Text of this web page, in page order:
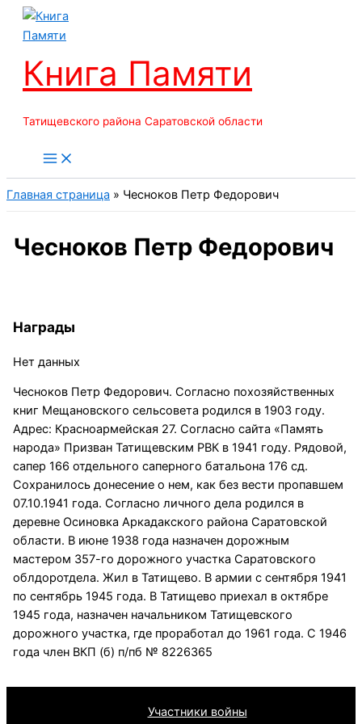
Перейти
Книга Памяти
Татищевского района Саратовской области
Главная страница » Чесноков Петр Федорович
Чесноков Петр Федорович
Награды
Нет данных
Чесноков Петр Федорович. Согласно похозяйственных
книг Мещановского сельсовета родился в 1903 году.
Адрес: Красноармейская 27. Согласно сайта «Память
народа» Призван Татищевским РВК в 1941 году. Рядовой,
сапер 166 отдельного саперного батальона 176 сд.
Сохранилось донесение о нем, как без вести пропавшем
07.10.1941 года. Согласно личного дела родился в
деревне Осиновка Аркадакского района Саратовской
области. В июне 1938 года назначен дорожным
мастером 357-го дорожного участка Саратовского
облдоротдела. Жил в Татищево. В армии с сентября 1941
по сентябрь 1945 года. В Татищево приехал в октябре
1945 года, назначен начальником Татищевского
дорожного участка, где проработал до 1961 года. С 1946
года член ВКП (б) п/пб № 8226365
Участники войны